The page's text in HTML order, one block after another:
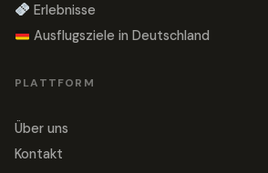
Erlebnisse
Ausflugsziele in Deutschland
PLATTFORM
Über uns
Kontakt